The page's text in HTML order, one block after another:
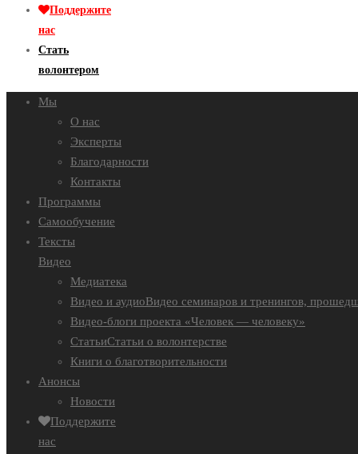
Поддержите
нас
Стать
волонтером
Мы
О нас
Эксперты
Благодарности
Контакты
Программы
Самообучение
Тексты
Видео
Медиатека
Видео и аудиоВидео семинаров и тренингов,
Видео-блоги проекта «Человек — человеку»
СтатьиСтатьи о волонтерстве
Книги о благотворительности
Анонсы
Новости
Поддержите
нас